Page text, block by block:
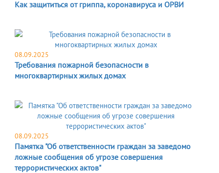
Как защититься от гриппа, коронавируса и ОРВИ
08.09.2025
Требования пожарной безопасности в
многоквартирных жилых домах
08.09.2025
Памятка "Об ответственности граждан за заведомо
ложные сообщения об угрозе совершения
террористических актов"